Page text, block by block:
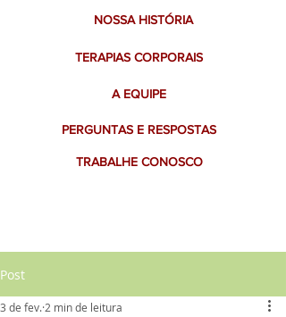
TERAPIAS CORPORAIS
A EQUIPE
PERGUNTAS E RESPOSTAS
TRABALHE CONOSCO
NOSSA HISTÓRIA
Post
3 de fev. 2 min de leitura